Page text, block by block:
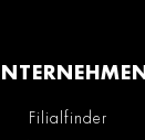
Filialfinder